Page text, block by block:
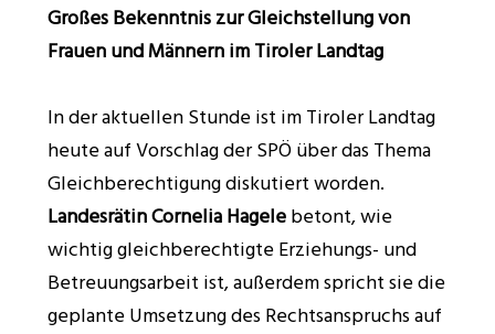
Großes Bekenntnis zur Gleichstellung von
Frauen und Männern im Tiroler Landtag
In der aktuellen Stunde ist im Tiroler Landtag
heute auf Vorschlag der SPÖ über das Thema
Gleichberechtigung diskutiert worden.
Landesrätin Cornelia Hagelebetont, wie
wichtig gleichberechtigte Erziehungs- und
Betreuungsarbeit ist, außerdem spricht sie die
geplante Umsetzung des Rechtsanspruchs auf